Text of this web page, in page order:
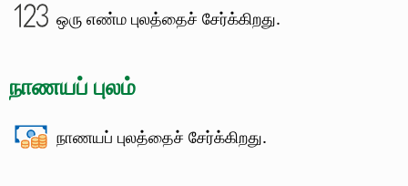
ஒரு எண்ம புலத்தைச் சேர்க்கிறது.
நாணயப் புலம்
நாணயப் புலத்தைச் சேர்க்கிறது.